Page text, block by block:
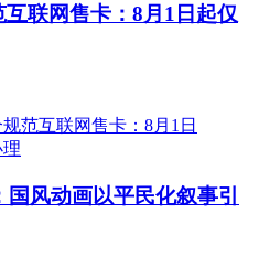
联网售卡：8月1日起仅
风动画以平民化叙事引